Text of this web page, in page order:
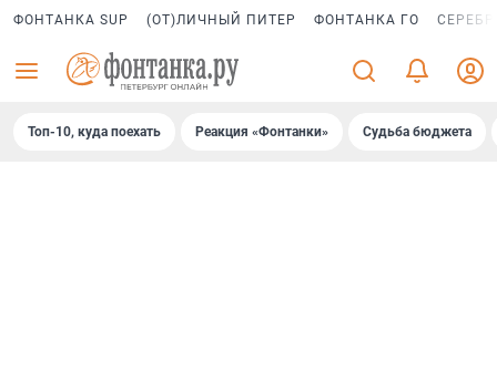
ФОНТАНКА SUP (ОТ)ЛИЧНЫЙ ПИТЕР ФОНТАНКА ГО
Топ-10, куда поехать Реакция «Фонтанки» Судьба бюджета